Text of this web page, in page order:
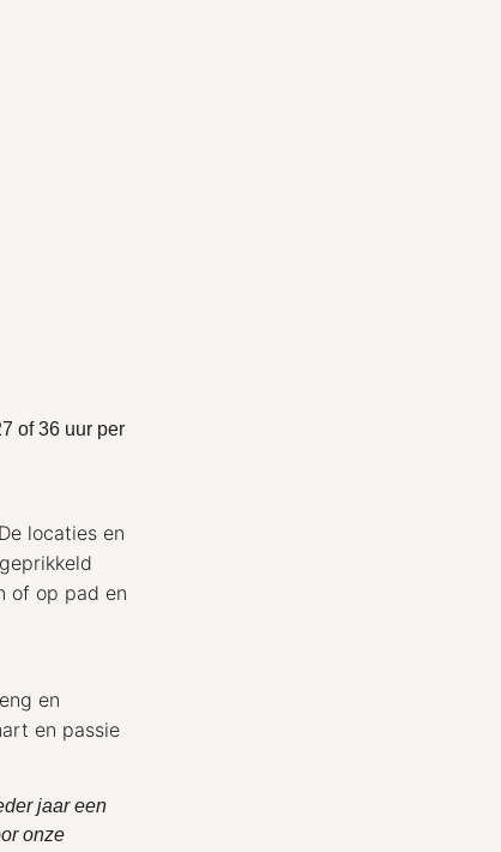
of 36 uur per
De locaties en
of op pad en
en
en passie
jaar een
onze